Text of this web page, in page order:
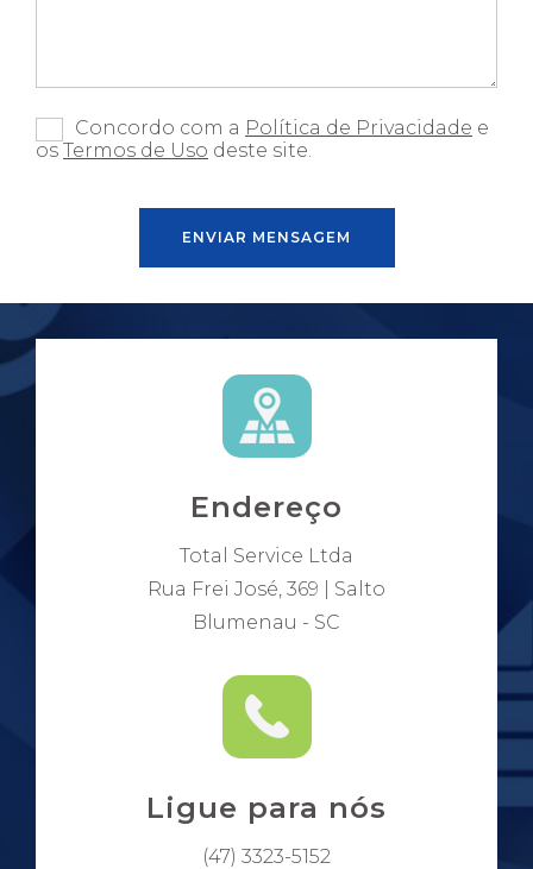
Concordo com a Política de Privacidade e
os Termos de Uso deste site.
Endereço
Total Service Ltda
Rua Frei José, 369 | Salto
Blumenau - SC
Ligue para nós
(47) 3323-5152